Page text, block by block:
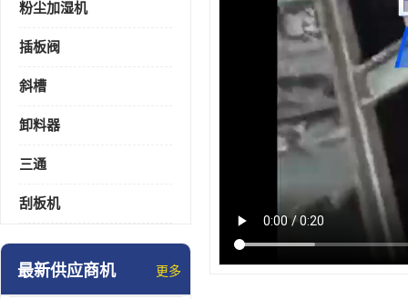
粉尘加湿机
插板阀
斜槽
卸料器
三通
刮板机
最新供应商机 更多